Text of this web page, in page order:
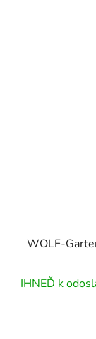
WOLF-
IHNEĎ k